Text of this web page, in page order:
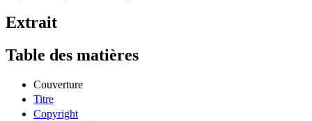
Extrait
Table des matières
Couverture
Titre
Copyright